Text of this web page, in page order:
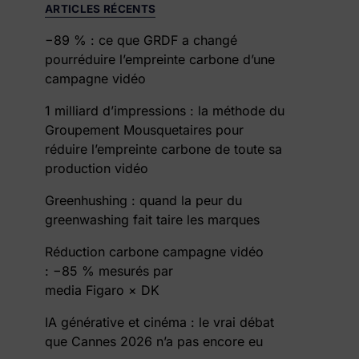
ARTICLES RÉCENTS
−89 % : ce que GRDF a changé
pourréduire l’empreinte carbone d’une
campagne vidéo
1 milliard d’impressions : la méthode du
Groupement Mousquetaires pour
réduire l’empreinte carbone de toute sa
production vidéo
Greenhushing : quand la peur du
greenwashing fait taire les marques
Réduction carbone campagne vidéo
: −85 % mesurés par
media Figaro × DK
IA générative et cinéma : le vrai débat
que Cannes 2026 n’a pas encore eu